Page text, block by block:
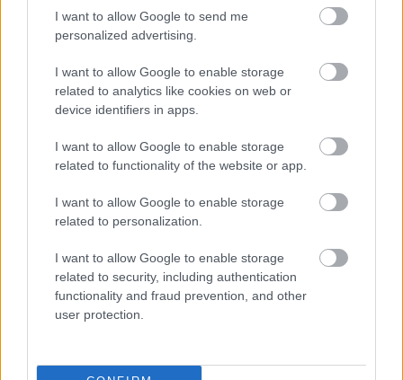
I want to allow Google to send me
personalized advertising.
I want to allow Google to enable storage
related to analytics like cookies on web or
device identifiers in apps.
I want to allow Google to enable storage
related to functionality of the website or app.
I want to allow Google to enable storage
related to personalization.
I want to allow Google to enable storage
related to security, including authentication
functionality and fraud prevention, and other
user protection.
múlttal, nem úgy, mint a magyar, amelyik a XX.
század eleje óta szónokol és firkál a magyar
történelem állandó újra kezdéséről. A csehek – vagy
akár a románok – nem viszik ki saját belső vitáikat
külföldre, s nem apellálnak valami felsőbb
instanciához, mint a magyarok, különösen pedig a
magyar baloldal tette mindig a szörnyűségesen
elmaradott ország ellen, Jászitól Károlyin át egészen
napjainkig. A lelki béke pedig nemcsak az egyes
emberek, hanem egész nemzetek számára fontos. Az
önmagával meghasonlott ember nem ura a saját
mestere a saját jövőjének.